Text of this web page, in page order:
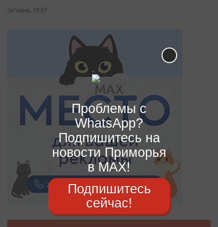
сегодня, 19:07
Проблемы с
WhatsApp?
Подпишитесь на
новости Приморья
в MAX!
Подпишитесь
сейчас!